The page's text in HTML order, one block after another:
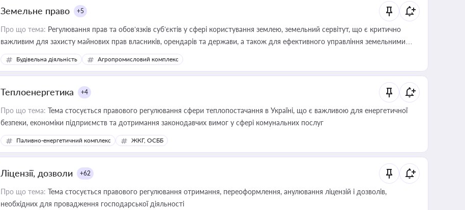
Земельне право +5
Про що тема: Регулювання прав та обов’язків суб’єктів у сфері користування землею, земельний сервітут, що є критично
важливим для захисту майнових прав власників, орендарів та держави, а також для ефективного управління земельними
ресурсами
Будівельна діяльність Агропромисловий комплекс
Теплоенергетика +4
Про що тема: Тема стосується правового регулювання сфери теплопостачання в Україні, що є важливою для енергетичної
безпеки, економіки підприємств та дотримання законодавчих вимог у сфері комунальних послуг
Паливно-енергетичний комплекс ЖКГ, ОСББ
Ліцензії, дозволи +62
Про що тема: Тема стосується правового регулювання отримання, переоформлення, анулювання ліцензій і дозволів,
необхідних для провадження господарської діяльності